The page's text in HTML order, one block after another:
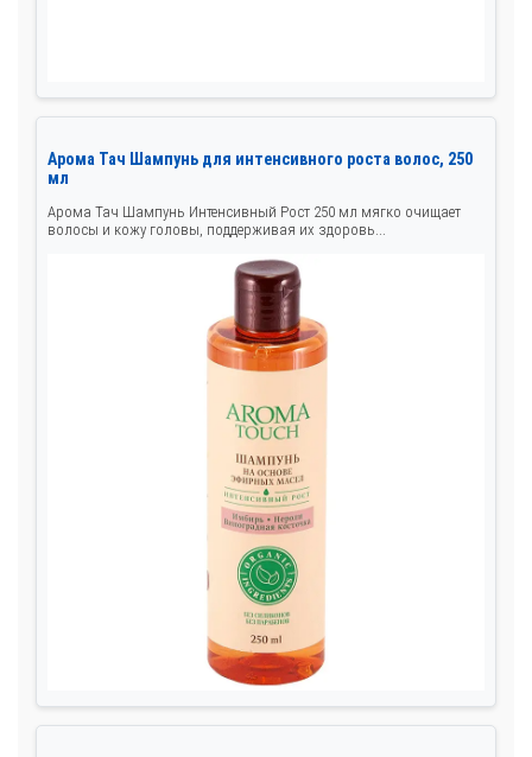
Арома Тач Шампунь для интенсивного роста волос, 250
мл
Арома Тач Шампунь Интенсивный Рост 250 мл мягко очищает
волосы и кожу головы, поддерживая их здоровь...